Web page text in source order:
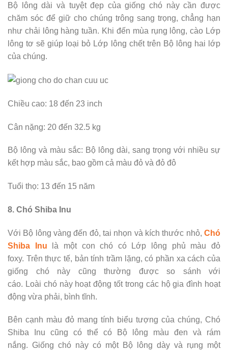
Bộ lông dài và tuyệt đẹp của giống chó này cần được
chăm sóc để giữ cho chúng trông sang trọng, chẳng hạn
như chải lông hàng tuần. Khi đến mùa rụng lông, cào Lớp
lông tơ sẽ giúp loại bỏ Lớp lông chết trên Bộ lông hai lớp
của chúng.
Chiều cao: 18 đến 23 inch
Cân nặng: 20 đến 32.5 kg
Bộ lông và màu sắc: Bộ lông dài, sang trọng với nhiều sự
kết hợp màu sắc, bao gồm cả màu đỏ và đỏ đô
Tuổi thọ: 13 đến 15 năm
8. Chó Shiba Inu
Với Bộ lông vàng đến đỏ, tai nhọn và kích thước nhỏ, Chó
Shiba Inu là một con chó có Lớp lông phủ màu đỏ
foxy. Trên thực tế, bản tính trầm lặng, có phần xa cách của
giống chó này cũng thường được so sánh với
cáo. Loài chó này hoạt động tốt trong các hộ gia đình hoạt
động vừa phải, bình tĩnh.
Bên cạnh màu đỏ mang tính biểu tượng của chúng, Chó
Shiba Inu cũng có thể có Bộ lông màu đen và rám
nắng. Giống chó này có một Bộ lông dày và rụng một